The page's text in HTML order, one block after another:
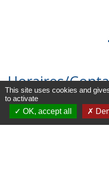
Horaires/
Commune de
1, rue Jean Moulin
This site uses cookies and
to activate
OK, accept all